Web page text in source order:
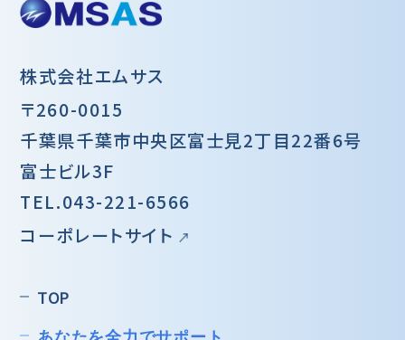
株式会社エムサス
〒260-0015
千葉県千葉市中央区富士見2丁目22番6号
富士ビル3F
TEL.043-221-6566
コーポレートサイト
TOP
あなたを全力でサポート